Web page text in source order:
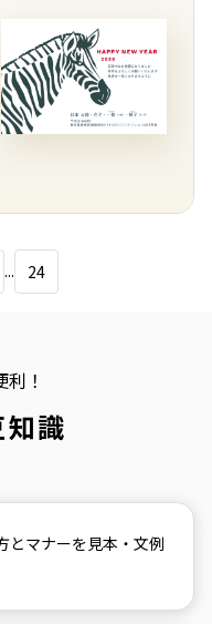
... 24
！
識
とマナーを見本・文例